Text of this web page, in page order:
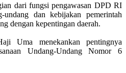
dari fungsi pengawasan DPD RI
undang dan kebijakan pemerintah
dengan kepentingan daerah.
Uma menekankan pentingnya
Undang-Undang Nomor 6